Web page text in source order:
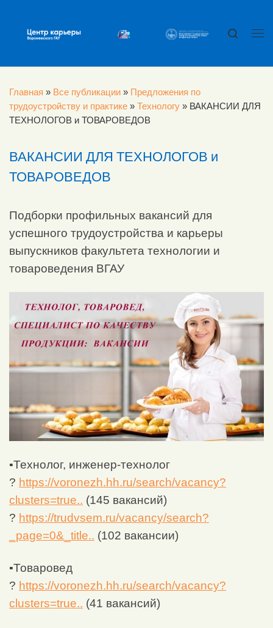
Search
Главная » Все публикации » Предложения по
трудоустройству и практике » Технологу » ВАКАНСИИ ДЛЯ
ТЕХНОЛОГОВ и ТОВАРОВЕДОВ
ВАКАНСИИ ДЛЯ ТЕХНОЛОГОВ и
ТОВАРОВЕДОВ
Подборки профильных вакансий для
успешного трудоустройства и карьеры
выпускников факультета технологии и
товароведения ВГАУ
▪Технолог, инженер-технолог
? https://voronezh.hh.ru/search/vacancy?
clusters=true.. (145 вакансий)
? https://trudvsem.ru/vacancy/search?
_page=0&_title.. (102 вакансии)
▪Товаровед
? https://voronezh.hh.ru/search/vacancy?
clusters=true.. (41 вакансий)